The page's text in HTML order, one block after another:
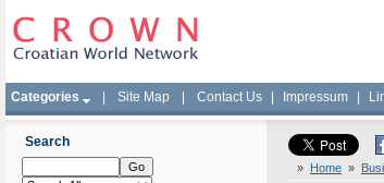
Categories Site Map Contact Us Impressum
Search
» Home »